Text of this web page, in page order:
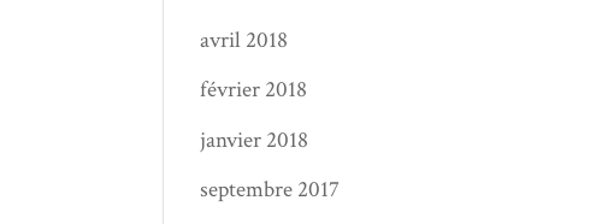
avril 2018
février 2018
janvier 2018
septembre 2017